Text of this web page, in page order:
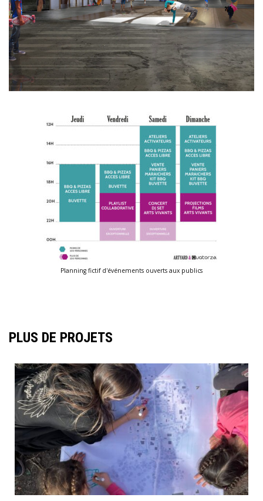
Planning fictif d'événements ouverts aux publics
PLUS DE PROJETS